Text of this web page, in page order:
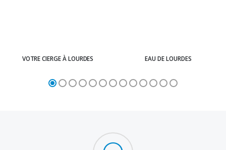
VOTRE CIERGE À LOURDES EAU DE LOURDES